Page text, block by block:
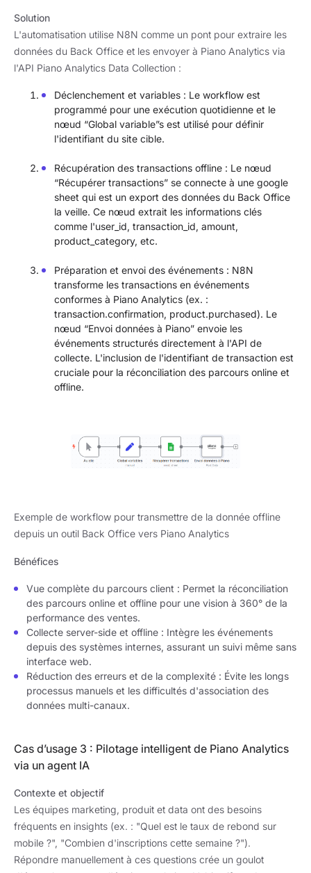
Solution
L'automatisation utilise N8N comme un pont pour extraire les
données du Back Office et les envoyer à Piano Analytics via
l'API Piano Analytics Data Collection :
Déclenchement et variables : Le workflow est
programmé pour une exécution quotidienne et le
nœud “Global variable”s est utilisé pour définir
l'identifiant du site cible.
Récupération des transactions offline : Le nœud
“Récupérer transactions” se connecte à une google
sheet qui est un export des données du Back Office
la veille. Ce nœud extrait les informations clés
comme l'user_id, transaction_id, amount,
product_category, etc.
Préparation et envoi des événements : N8N
transforme les transactions en événements
conformes à Piano Analytics (ex. :
transaction.confirmation, product.purchased). Le
nœud “Envoi données à Piano” envoie les
événements structurés directement à l'API de
collecte. L'inclusion de l'identifiant de transaction est
cruciale pour la réconciliation des parcours online et
offline.
Exemple de workflow pour transmettre de la donnée offline
depuis un outil Back Office vers Piano Analytics
Bénéfices
Vue complète du parcours client : Permet la réconciliation
des parcours online et offline pour une vision à 360° de la
performance des ventes.
Collecte server-side et offline : Intègre les événements
depuis des systèmes internes, assurant un suivi même sans
interface web.
Réduction des erreurs et de la complexité : Évite les longs
processus manuels et les difficultés d'association des
données multi-canaux.
Cas d’usage 3 : Pilotage intelligent de Piano Analytics
via un agent IA
Contexte et objectif
Les équipes marketing, produit et data ont des besoins
fréquents en insights (ex. : "Quel est le taux de rebond sur
mobile ?", "Combien d'inscriptions cette semaine ?").
Répondre manuellement à ces questions crée un goulot